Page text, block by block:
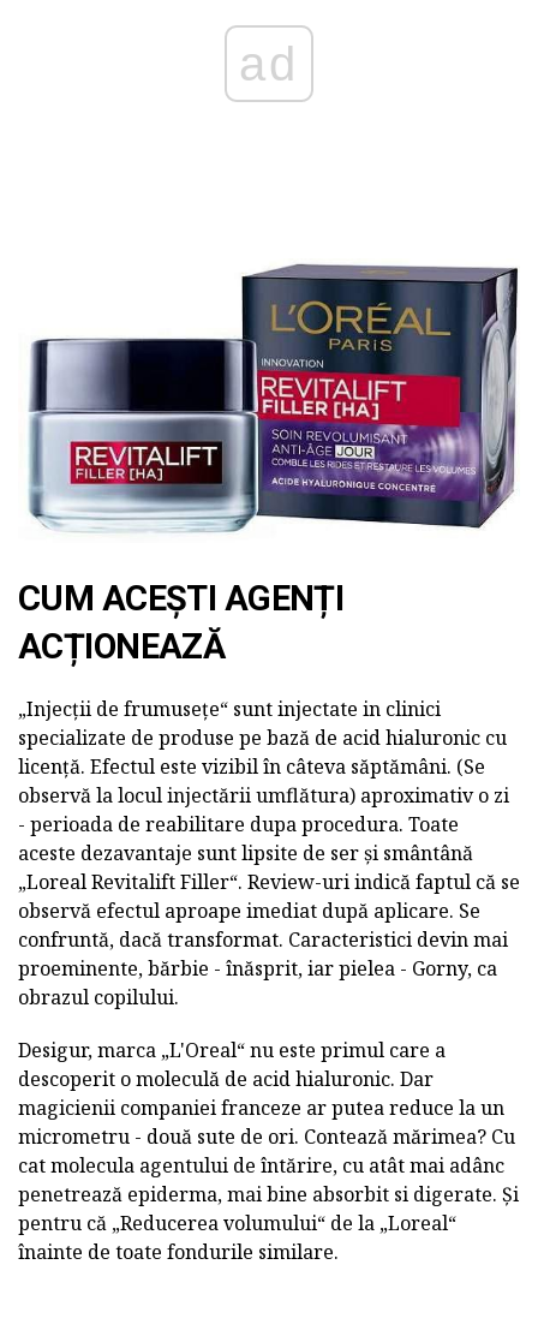
ad
CUM ACEȘTI AGENȚI
ACȚIONEAZĂ
„Injecții de frumusețe“ sunt injectate in clinici
specializate de produse pe bază de acid hialuronic cu
licență. Efectul este vizibil în câteva săptămâni. (Se
observă la locul injectării umflătura) aproximativ o zi
- perioada de reabilitare dupa procedura. Toate
aceste dezavantaje sunt lipsite de ser și smântână
„Loreal Revitalift Filler“. Review-uri indică faptul că se
observă efectul aproape imediat după aplicare. Se
confruntă, dacă transformat. Caracteristici devin mai
proeminente, bărbie - înăsprit, iar pielea - Gorny, ca
obrazul copilului.
Desigur, marca „L'Oreal“ nu este primul care a
descoperit o moleculă de acid hialuronic. Dar
magicienii companiei franceze ar putea reduce la un
micrometru - două sute de ori. Contează mărimea? Cu
cat molecula agentului de întărire, cu atât mai adânc
penetrează epiderma, mai bine absorbit si digerate. Și
pentru că „Reducerea volumului“ de la „Loreal“
înainte de toate fondurile similare.